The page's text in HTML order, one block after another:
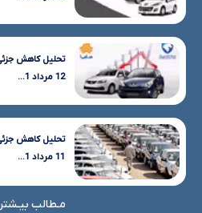
تحلیل کاهش
12 مرداد 1...
تحلیل کاهش
11 مرداد 1...
مـطالب بیـشتر